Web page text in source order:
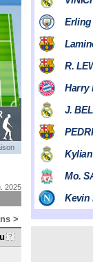
2025
>
?